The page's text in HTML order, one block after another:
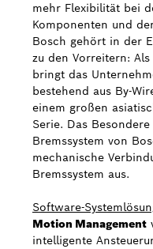
mehr Flexibilität bei
Komponenten und
Bosch gehört in der
zu den Vorreitern:
bringt das
bestehend aus By-
einem großen
Serie. Das
Bremssystem von
mechanische
Bremssystem aus.
Software-
Motion Management
intelligente